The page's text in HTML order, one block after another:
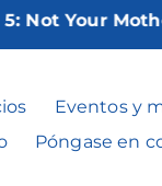
Your
Eventos y
Póngase en